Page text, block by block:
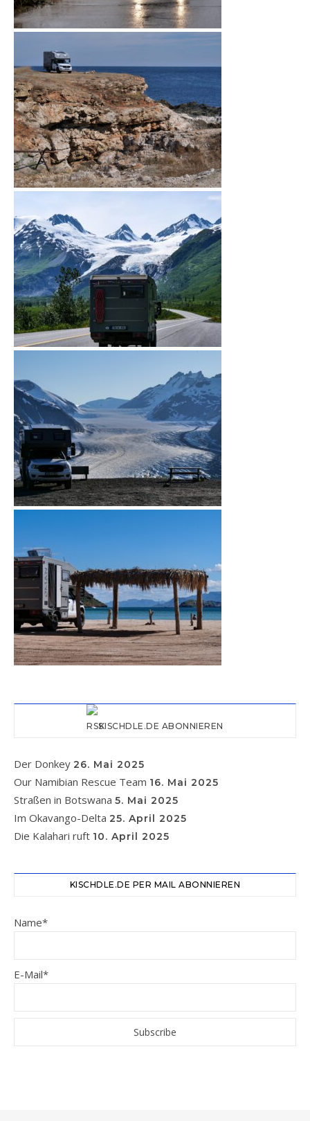
KISCHDLE.DE ABONNIEREN
Der Donkey 26. Mai 2025
Our Namibian Rescue Team 16. Mai 2025
Straßen in Botswana 5. Mai 2025
Im Okavango-Delta 25. April 2025
Die Kalahari ruft 10. April 2025
KISCHDLE.DE PER MAIL ABONNIEREN
Name*
E-Mail*